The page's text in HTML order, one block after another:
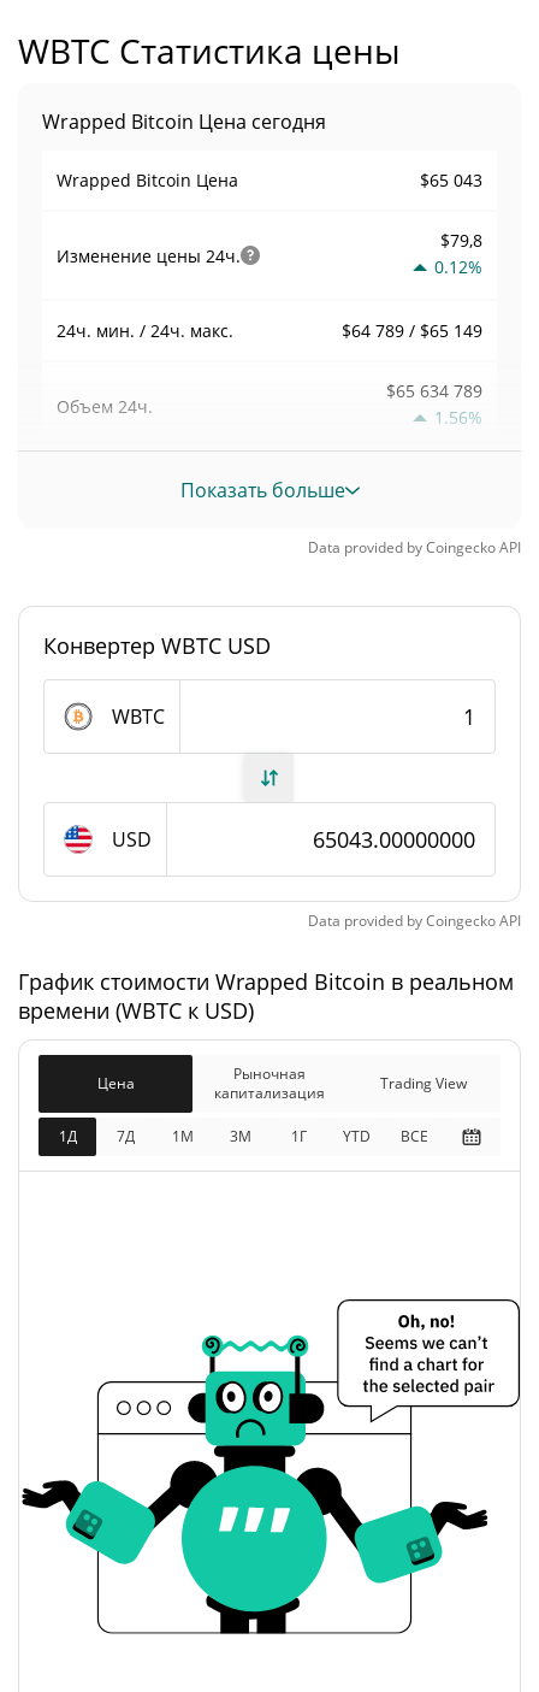
WBTC Статистика цены
Wrapped Bitcoin Цена сегодня
Wrapped Bitcoin Цена $65 043
Изменение цены 24ч.
$79,8
0.12%
24ч. мин. / 24ч. макс. $64 789 / $65 149
Объем 24ч.
$65 634 789
1.56%
Объем / Рыночная
Wrapped Bitcoin Предложение
В обращении 116 132,183 WBTC
Общее предложение 116 132,183 WBTC
Максимальное
предложение
0 WBTC
Рыночная
капитализация
0.13%
Разбавленная рыночная
капитализация
0.25%
открытия / закрытия
$64 868,42 / $64 892,243
Вчерашнее изменение
Вчерашний объем $80 231 451
Wrapped Bitcoin История цены
Мин. / макс цена за 7
Показать больше
Data provided byCoingeckoAPI
Конвертер WBTC USD
WBTC
USD
Data provided byCoingeckoAPI
График стоимости Wrapped Bitcoin в реальном
времени (WBTC к USD)
Цена
Рыночная
капитализация
Trading View
1Д 7Д 1М 3M 1Г YTD ВСЕ